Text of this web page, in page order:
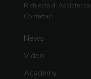
Richiesta di Assistenza
Contattaci
News
Video
Academy